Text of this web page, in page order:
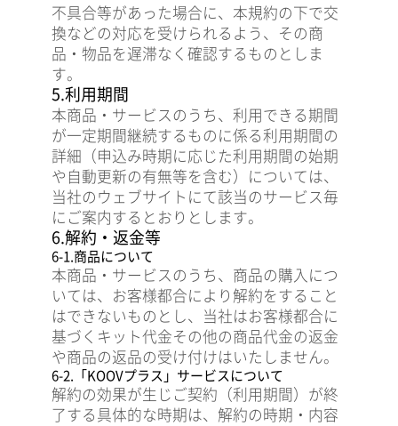
不具合等があった場合に、本規約の下で交
換などの対応を受けられるよう、その商
品・物品を遅滞なく確認するものとしま
す。
5.利用期間
本商品・サービスのうち、利用できる期間
が一定期間継続するものに係る利用期間の
詳細（申込み時期に応じた利用期間の始期
や自動更新の有無等を含む）については、
当社のウェブサイトにて該当のサービス毎
にご案内するとおりとします。
6.解約・返金等
6-1.商品について
本商品・サービスのうち、商品の購入につ
いては、お客様都合により解約をすること
はできないものとし、当社はお客様都合に
基づくキット代金その他の商品代金の返金
や商品の返品の受け付けはいたしません。
6-2.「KOOVプラス」サービスについて
解約の効果が生じご契約（利用期間）が終
了する具体的な時期は、解約の時期・内容